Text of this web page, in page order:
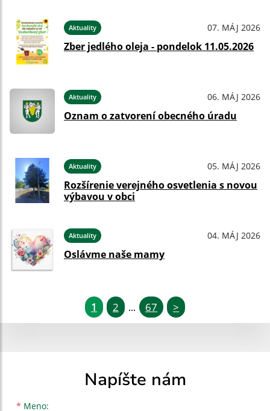
Aktuality 07. MÁJ 2026
Zber jedlého oleja - pondelok 11.05.2026
Aktuality 06. MÁJ 2026
Oznam o zatvorení obecného úradu
Aktuality 05. MÁJ 2026
Rozšírenie verejného osvetlenia s novou
výbavou v obci
Aktuality 04. MÁJ 2026
Oslávme naše mamy
1 2 ... 67 >
Napíšte nám
* Meno:
Meno
Priezvisko
E-mailová adresa